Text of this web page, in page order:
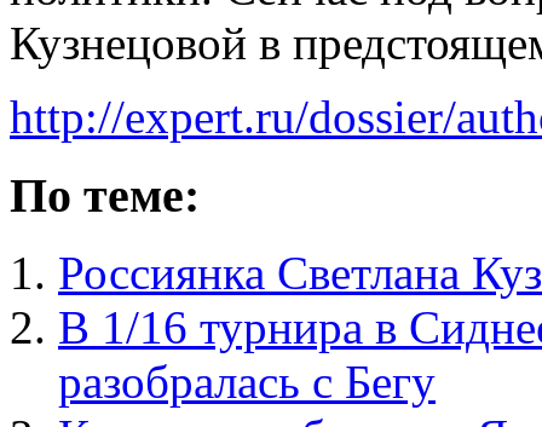
Кузнецовой в
http://expert.ru/dossier/
По теме:
Россиянка Светлана
В 1/16 турнира в
разобралась с Бегу